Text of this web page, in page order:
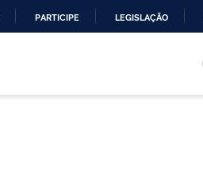
PARTICIPE LEGISLAÇÃO